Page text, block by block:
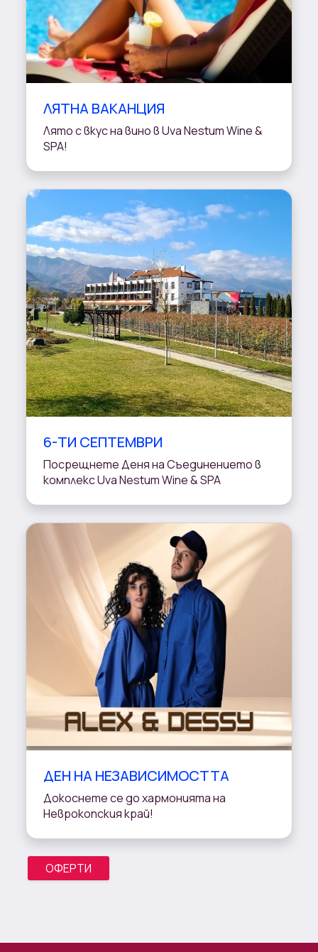
ЛЯТНА ВАКАНЦИЯ
Лято с вкус на вино в Uva Nestum Wine &
SPA!
6-ТИ СЕПТЕМВРИ
Посрещнете Деня на Съединението в
комплекс Uva Nestum Wine & SPA
ДЕН НА НЕЗАВИСИМОСТТА
Докоснете се до хармонията на
Неврокопския край!
ОФЕРТИ